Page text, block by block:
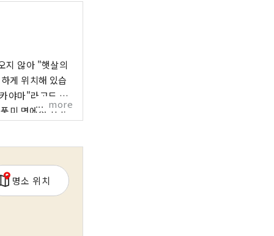
지 않아 "햇살의
게 위치해 있습
미 면에서 최고
more
명소 위치